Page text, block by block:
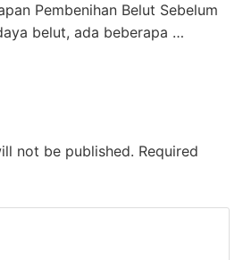
Pembenihan Belut Sebelum
belut, ada beberapa …
not be published. Required